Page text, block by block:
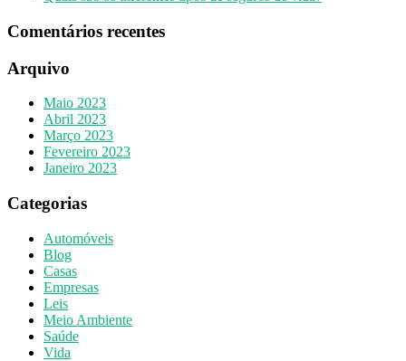
Comentários recentes
Arquivo
Maio 2023
Abril 2023
Março 2023
Fevereiro 2023
Janeiro 2023
Categorias
Automóveis
Blog
Casas
Empresas
Leis
Meio Ambiente
Saúde
Vida